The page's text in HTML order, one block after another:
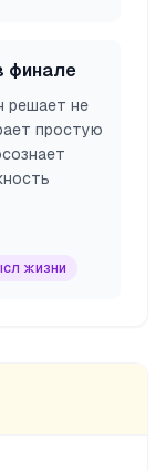
финале
решает не
простую
жизни